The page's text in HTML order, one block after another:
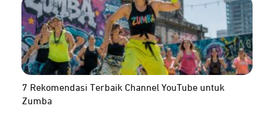
7 Rekomendasi Terbaik Channel YouTube untuk
Zumba